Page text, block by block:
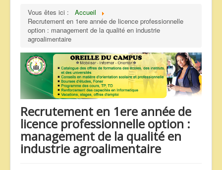
REPERTOIRE
QUI SOMMES NOUS ?
NOS SERVICES
FAQ
CONTACTS
TELECHARGEMENTS
ANNONCES
Vous êtes ici :
Accueil
Recrutement en 1ere année de licence professionnelle
option : management de la qualité en industrie
agroalimentaire
Recrutement en 1ere année de
licence professionnelle option :
management de la qualité en
industrie agroalimentaire